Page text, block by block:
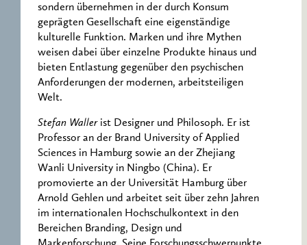
sondern übernehmen in der durch Konsum
geprägten Gesellschaft eine eigenständige
kulturelle Funktion. Marken und ihre Mythen
weisen dabei über einzelne Produkte hinaus und
bieten Entlastung gegenüber den psychischen
Anforderungen der modernen, arbeitsteiligen
Welt.
Stefan Wallerist Designer und Philosoph. Er ist
Professor an der Brand University of Applied
Sciences in Hamburg sowie an der Zhejiang
Wanli University in Ningbo (China). Er
promovierte an der Universität Hamburg über
Arnold Gehlen und arbeitet seit über zehn Jahren
im internationalen Hochschulkontext in den
Bereichen Branding, Design und